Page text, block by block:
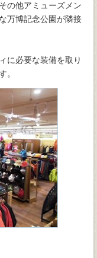
の他アミューズメン
万博記念公園が隣接
に必要な装備を取り
。